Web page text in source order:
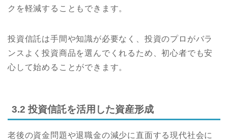
クを軽減することもできます。
投資信託は手間や知識が必要なく、投資のプロがバラ
ンスよく投資商品を選んでくれるため、初心者でも安
心して始めることができます。
3.2 投資信託を活用した資産形成
老後の資金問題や退職金の減少に直面する現代社会に